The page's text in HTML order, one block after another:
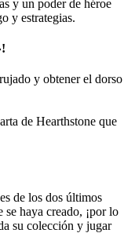
y un poder de héroe
y estrategias.
y obtener el dorso
de Hearthstone que
de los dos últimos
se haya creado, ¡por lo
su colección y jugar